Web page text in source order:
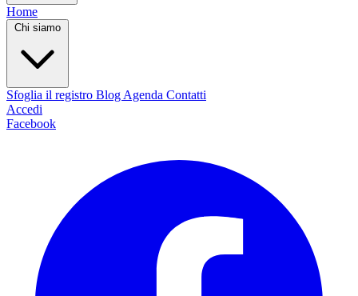
Home
Chi siamo
Sfoglia il registro Blog Agenda Contatti
Accedi
Facebook